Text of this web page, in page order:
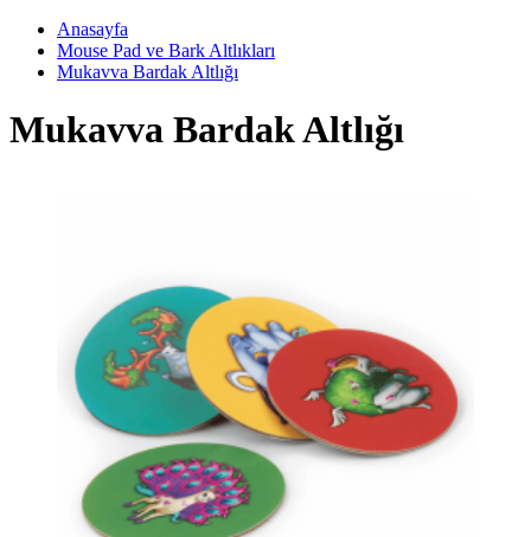
Anasayfa
Mouse Pad ve Bark Altlıkları
Mukavva Bardak Altlığı
Mukavva Bardak Altlığı